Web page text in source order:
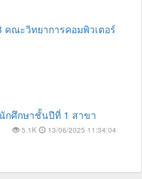
ณะวิทยาการคอมพิวเตอร์
กศึกษาชั้นปีที่ 1 สาขา
5.1K 13/06/2025 11:34:04